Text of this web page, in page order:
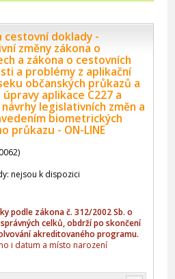
cestovní doklady -
změny zákona o
a zákona o cestovních
a problémy z aplikační
občanských průkazů a
aplikace C227 a
legislativních změn a
biometrických
průkazu - ON-LINE
nejsou k dispozici
podle zákona č. 312/2002 Sb. o
celků, obdrží po skončení
akreditovaného programu.
i datum a místo narození